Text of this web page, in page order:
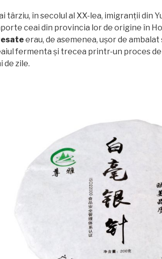
târziu, în secolul al XX-lea, imigranții din
ceai din provincia lor de origine în
erau, de asemenea, ușor de
fermenta și trecea printr-un proces de
de zile.